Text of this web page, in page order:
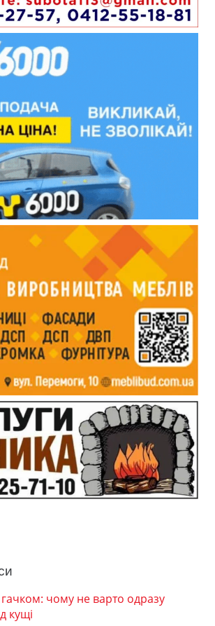
гачком: чому не варто одразу
кущі